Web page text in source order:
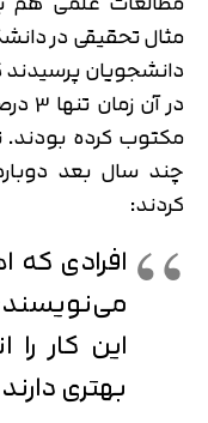
مثال تحقیقی در
دانشجویان
در
مکتوب کرده
چند سال بعد
کردند:
افرادی که
این کار
بهتری